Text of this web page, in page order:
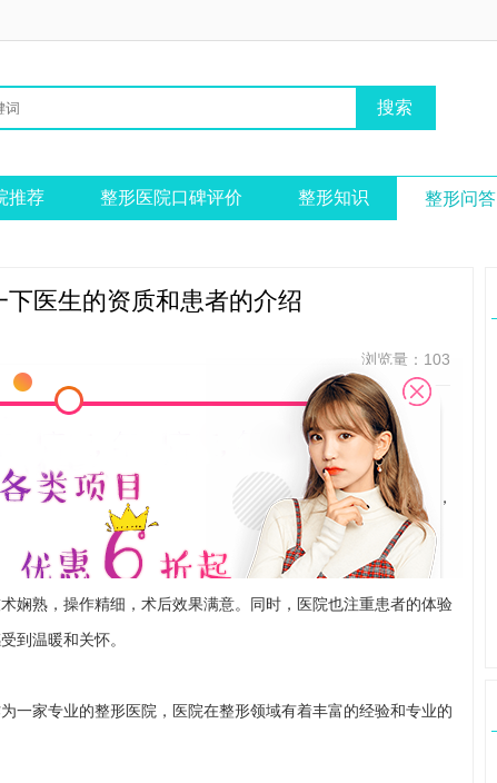
推荐 整形医院口碑评价 整形知识 整形问答
医生的资质和患者的介绍
浏览量：103
就诊的患者提供参考。
职称和博士学位的专家。医院注重医生的专业水平和临床经验，
娴熟，操作精细，术后效果满意。同时，医院也注重患者的体验
到温暖和关怀。
一家专业的整形医院，医院在整形领域有着丰富的经验和专业的